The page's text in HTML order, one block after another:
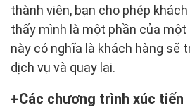
thành viên, bạn cho phép
thấy mình là một phần của
này có nghĩa là khách hàng sẽ
dịch vụ và quay lại.
Các chương trình xúc tiến